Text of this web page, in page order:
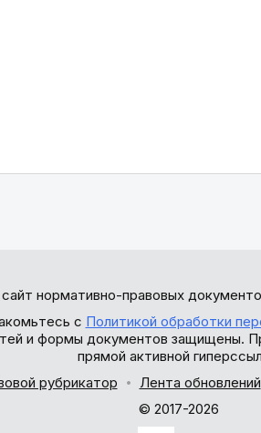
нормативно-правовых
с Политикой обработки
и формы документов защищены.
прямой активной
рубрикатор
Лента обновлений
© 2017-2026